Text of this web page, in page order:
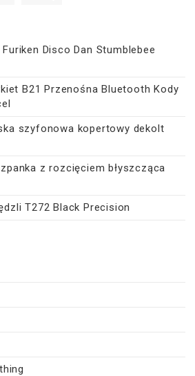
Disco Dan Stumblebee
B21 Przenośna Bluetooth Kody
szyfonowa kopertowy dekolt
z rozcięciem błyszcząca
T272 Black Precision